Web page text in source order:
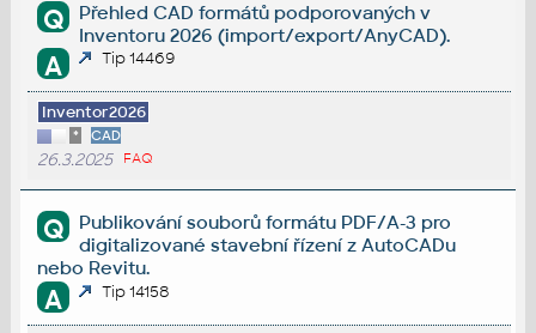
Q
Přehled CAD formátů podporovaných v
Inventoru 2026 (import/export/AnyCAD).
A Tip 14469
Inventor2026
* CAD
26.3.2025 FAQ
Q
Publikování souborů formátu PDF/A-3 pro
digitalizované stavební řízení z AutoCADu
nebo Revitu.
A Tip 14158